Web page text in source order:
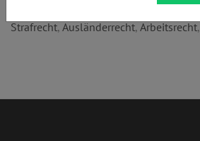
Strafrecht, Ausländerrecht, Arbeitsrecht,